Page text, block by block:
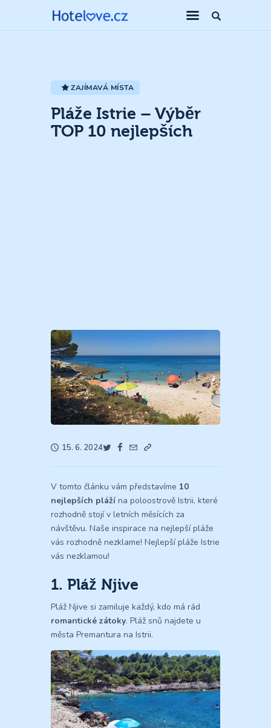
ZAJÍMAVÁ MÍSTA
Pláže Istrie – Výběr
TOP 10 nejlepších
15. 6. 2024
V tomto článku vám představíme 10
nejlepších pláží na poloostrově Istrii, které
rozhodně stojí v letních měsících za
návštěvu. Naše inspirace na nejlepší pláže
vás rozhodně nezklame! Nejlepší pláže Istrie
vás nezklamou!
1. Pláž Njive
Pláž Njive si zamiluje každý, kdo má rád
romantické zátoky. Pláž snů najdete u
města Premantura na Istrii.